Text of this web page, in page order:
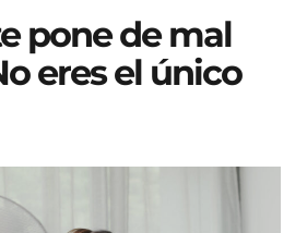
pone de mal
eres el único